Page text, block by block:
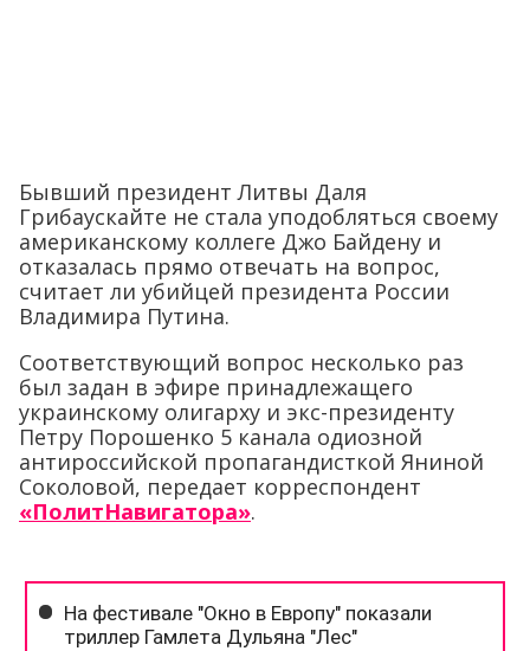
Бывший президент Литвы Даля
Грибаускайте не стала уподобляться своему
американскому коллеге Джо Байдену и
отказалась прямо отвечать на вопрос,
считает ли убийцей президента России
Владимира Путина.
Соответствующий вопрос несколько раз
был задан в эфире принадлежащего
украинскому олигарху и экс-президенту
Петру Порошенко 5 канала одиозной
антироссийской пропагандисткой Яниной
Соколовой, передает корреспондент
«ПолитНавигатора».